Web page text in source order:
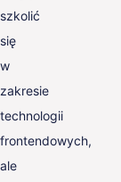
szkolić
się
w
zakresie
technologii
frontendowych,
ale